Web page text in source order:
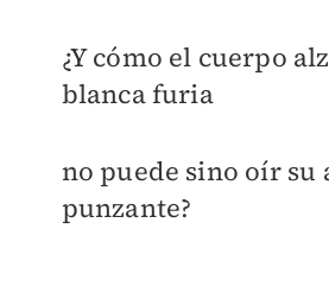
¿Y cómo el cuerpo
blanca furia
no puede sino oír su
punzante?